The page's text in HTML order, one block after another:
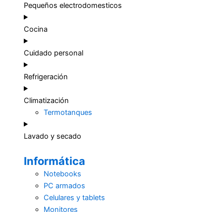
Pequeños electrodomesticos
Cocina
Cuidado personal
Refrigeración
Climatización
Termotanques
Lavado y secado
Informática
Notebooks
PC armados
Celulares y tablets
Monitores